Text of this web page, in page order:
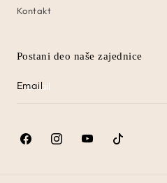
Kontakt
Postani deo naše zajednice
Email
FacebookInstagramYouTubeTikTok